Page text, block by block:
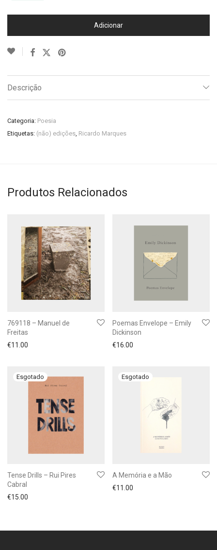
Adicionar
Descrição
Categoria: Poesia
Etiquetas: (não) edições, Ricardo Marques
Produtos Relacionados
769118 – Manuel de
Freitas
€11.00
Poemas Envelope – Emily
Dickinson
€16.00
Tense Drills – Rui Pires
Cabral
€15.00
A Memória e a Mão
€11.00